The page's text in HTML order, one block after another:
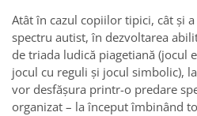
Atât în cazul copiilor tipici, cât şi
spectru autist, în dezvoltarea
de triada ludică piagetiană (jocul
jocul cu reguli şi jocul simbolic),
vor desfăşura printr-o predare
organizat – la început îmbinând